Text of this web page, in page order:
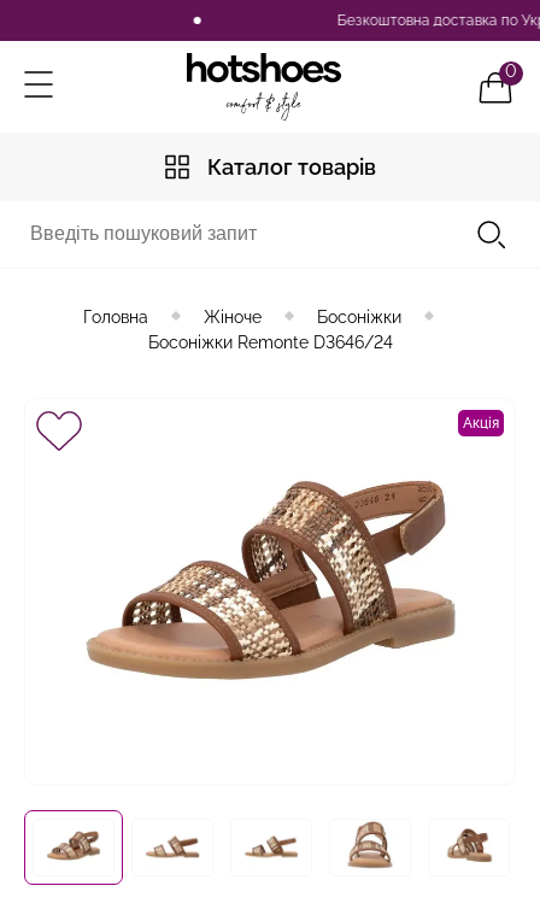
Безкоштовна доставка по
0
Каталог товарів
Головна Жіноче
Босоніжки
Босоніжки Remonte D3646/24
Акція